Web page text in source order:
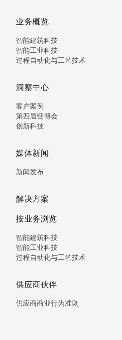
业务概览
智能建筑科技
智能工业科技
过程自动化与工艺技术
洞察中心
客户案例
第四届链博会
创新科技
媒体新闻
新闻发布
解决方案
按业务浏览
智能建筑科技
智能工业科技
过程自动化与工艺技术
供应商伙伴
供应商商业行为准则